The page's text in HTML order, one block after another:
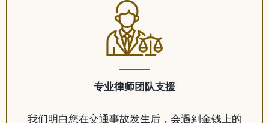
专业律师团队支援
我们明白您在交通事故发生后，会遇到金钱上的